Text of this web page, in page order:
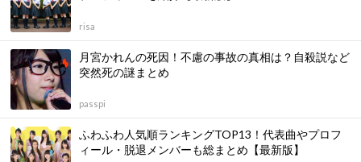
risa
月宮かれんの死因！不慮の事故の真相は？自殺説など
突然死の謎まとめ
passpi
ふわふわ人気順ランキングTOP13！代表曲やプロフ
ィール・脱退メンバーも総まとめ【最新版】